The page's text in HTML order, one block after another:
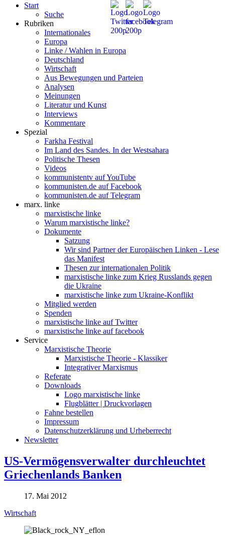
Start
Suche
Rubriken
Internationales
Europa
Linke / Wahlen in Europa
Deutschland
Wirtschaft
Aus Bewegungen und Parteien
Analysen
Meinungen
Literatur und Kunst
Interviews
Kommentare
Spezial
Farkha Festival
Im Land des Sandes. In der Westsahara
Politische Thesen
Videos
kommunistentv auf YouTube
kommunisten.de auf Facebook
kommunisten.de auf Telegram
marx. linke
marxistische linke
Warum marxistische linke?
Dokumente
Satzung
Wir sind Partner der Europäischen Linken - Lese
das Manifest
Thesen zur internationalen Politik
marxistische linke zum Krieg Russlands gegen
die Ukraine
marxistische linke zum Ukraine-Konflikt
Mitglied werden
Spenden
marxistische linke auf Twitter
marxistische linke auf facebook
Service
Marxistische Theorie
Marxistische Theorie - Klassiker
Integrativer Marxismus
Referate
Downloads
Logo marxistische linke
Flugblätter | Druckvorlagen
Fahne bestellen
Impressum
Datenschutzerklärung und Urheberrecht
Newsletter
US-Vermögensverwalter durchleuchtet
Griechenlands Banken
17. Mai 2012
Wirtschaft